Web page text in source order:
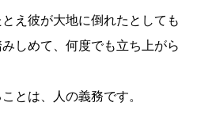
え彼が大地に倒れたとしても
しめて、何度でも立ち上がら
とは、人の義務です。